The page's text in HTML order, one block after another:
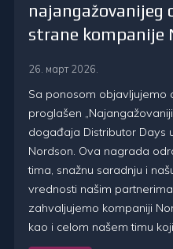
strane kompanije
26. март 2026.
Sa ponosom objavljujemo
proglašen
događaja Distributor Days
Nordson. Ova nagrada
tima, snažnu saradnju i
vrednosti našim
zahvaljujemo kompaniji
kao i celom našem timu